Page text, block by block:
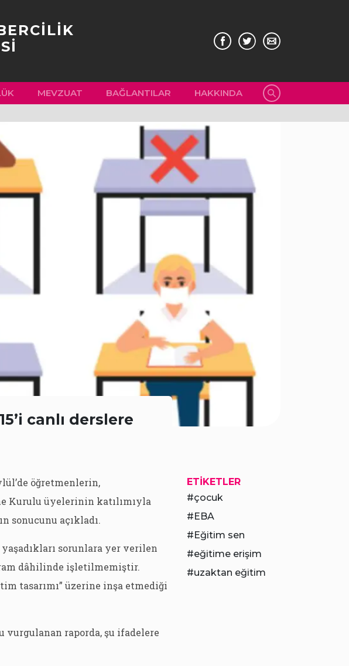
MEVZUAT BAĞLANTILAR HAKKINDA
canlı derslere
öğretmenlerin,
Kurulu üyelerinin katılımıyla
sonucunu açıkladı.
sorunlara yer verilen
dâhilinde işletilmemiştir.
tasarımı” üzerine inşa etmediği
raporda, şu ifadelere
ETIKETLER
çocuk
EBA
Eğitim sen
eğitime erişim
uzaktan eğitim